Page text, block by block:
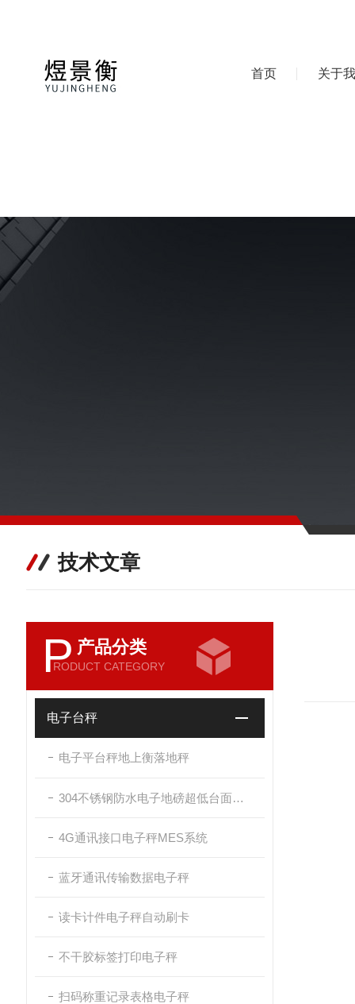
首页 关于
技术文章
P 产品分类
RODUCT CATEGORY
电子台秤
电子平台秤地上衡落地秤
304不锈钢防水电子地磅超低台面带斜坡
4G通讯接口电子秤MES系统
蓝牙通讯传输数据电子秤
读卡计件电子秤自动刷卡
不干胶标签打印电子秤
扫码称重记录表格电子秤